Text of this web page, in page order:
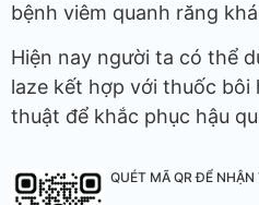
bệnh viêm quanh răng
Hiện nay người ta có thể
laze kết hợp với thuốc bôi
thuật để khắc phục hậu
QUÉT MÃ QR ĐỂ